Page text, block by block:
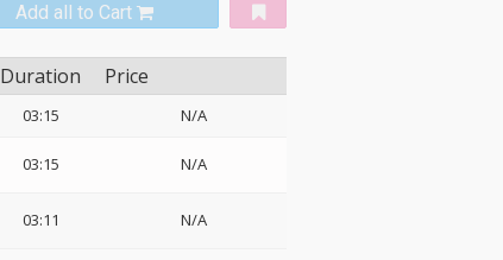
Add all to Cart
Duration Price
03:15 N/A
03:15 N/A
03:11 N/A